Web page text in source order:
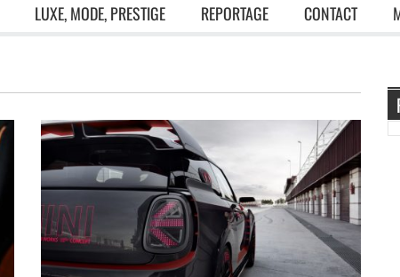
LUXE, MODE, PRESTIGE REPORTAGE CONTACT